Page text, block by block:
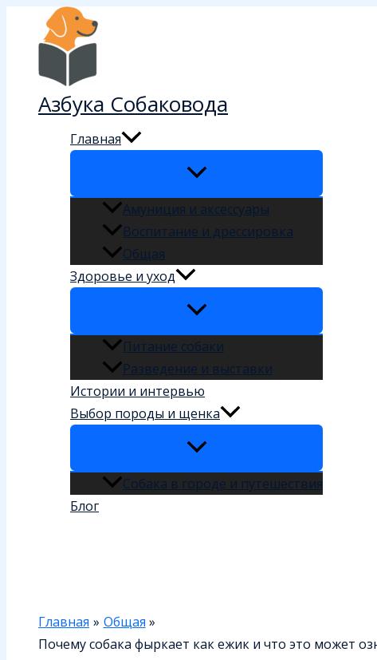
Перейти
Азбука Собаковода
Главная
Амуниция и аксессуары
Воспитание и дрессировка
Общая
Здоровье и уход
Питание собаки
Разведение и выставки
Истории и интервью
Выбор породы и щенка
Собака в городе и путешествия
Блог
Главная
Общая
Почему собака фыркает как ежик и что это может